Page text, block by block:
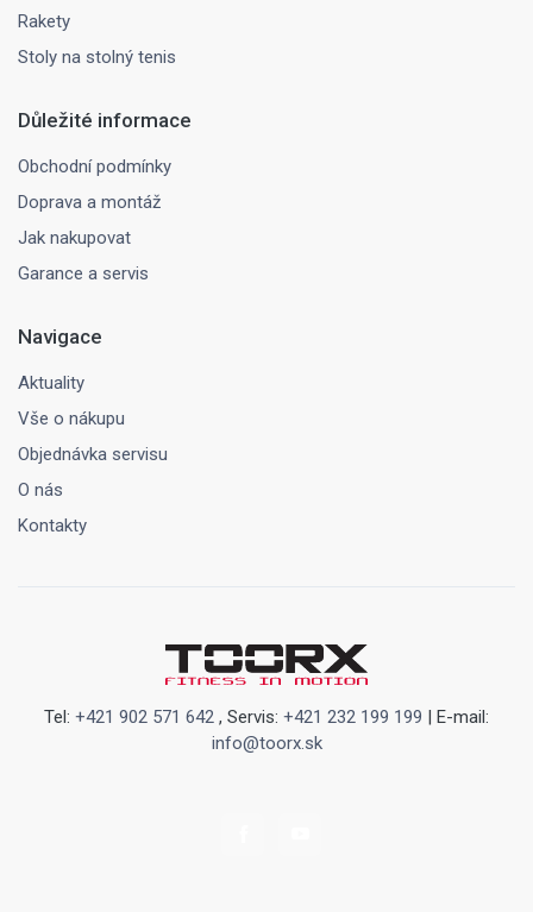
Rakety
Stoly na stolný tenis
Důležité informace
Obchodní podmínky
Doprava a montáž
Jak nakupovat
Garance a servis
Navigace
Aktuality
Vše o nákupu
Objednávka servisu
O nás
Kontakty
Tel: +421 902 571 642 , Servis: +421 232 199 199 | E-mail:
info@toorx.sk